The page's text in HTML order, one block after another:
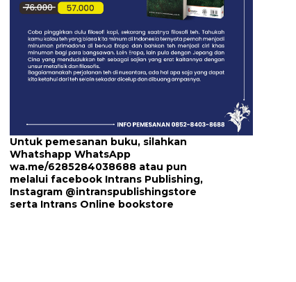
Untuk pemesanan buku, silahkan
Whatshapp WhatsApp
wa.me/6285284038688 atau pun
melalui facebook Intrans Publishing,
Instagram @intranspublishingstore
serta Intrans Online bookstore